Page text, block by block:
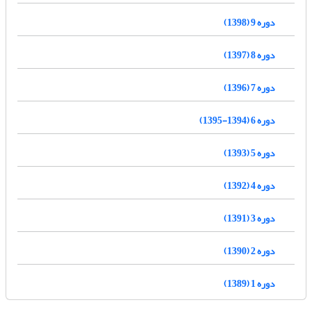
دوره 9 (1398)
دوره 8 (1397)
دوره 7 (1396)
دوره 6 (1394-1395)
دوره 5 (1393)
دوره 4 (1392)
دوره 3 (1391)
دوره 2 (1390)
دوره 1 (1389)